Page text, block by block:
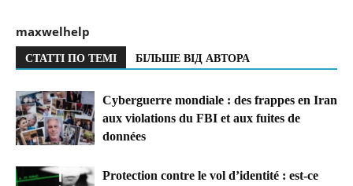
maxwelhelp
СТАТТІ ПО ТЕМІ БІЛЬШЕ ВІД АВТОРА
Cyberguerre mondiale : des frappes en Iran
aux violations du FBI et aux fuites de
données
Protection contre le vol d’identité : est-ce